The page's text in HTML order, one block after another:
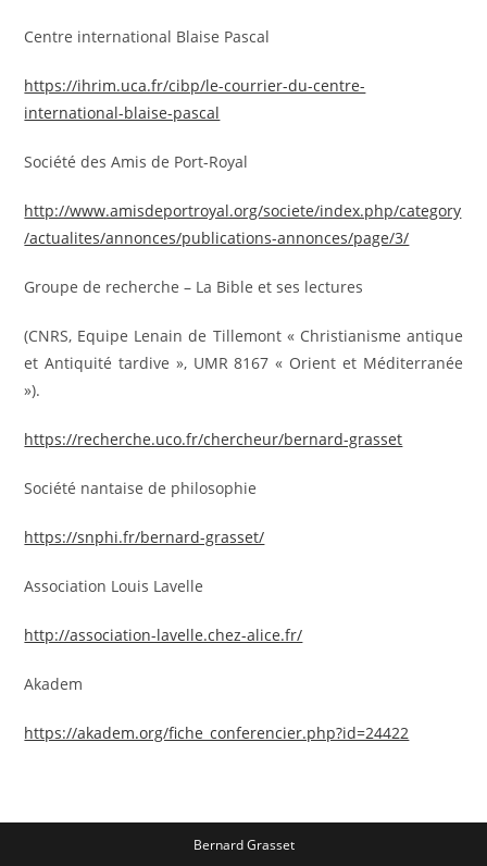
Centre international Blaise Pascal
https://ihrim.uca.fr/cibp/le-courrier-du-centre-
international-blaise-pascal
Société des Amis de Port-Royal
http://www.amisdeportroyal.org/societe/index.php/category
/actualites/annonces/publications-annonces/page/3/
Groupe de recherche – La Bible et ses lectures
(CNRS, Equipe Lenain de Tillemont « Christianisme antique
et Antiquité tardive », UMR 8167 « Orient et Méditerranée
»).
https://recherche.uco.fr/chercheur/bernard-grasset
Société nantaise de philosophie
https://snphi.fr/bernard-grasset/
Association Louis Lavelle
http://association-lavelle.chez-alice.fr/
Akadem
https://akadem.org/fiche_conferencier.php?id=24422
Bernard Grasset